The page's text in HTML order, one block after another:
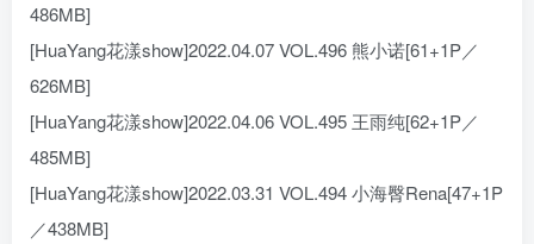
486MB]
[HuaYang花漾show]2022.04.07 VOL.496 熊小诺[61+1P／
626MB]
[HuaYang花漾show]2022.04.06 VOL.495 王雨纯[62+1P／
485MB]
[HuaYang花漾show]2022.03.31 VOL.494 小海臀Rena[47+1P
／438MB]